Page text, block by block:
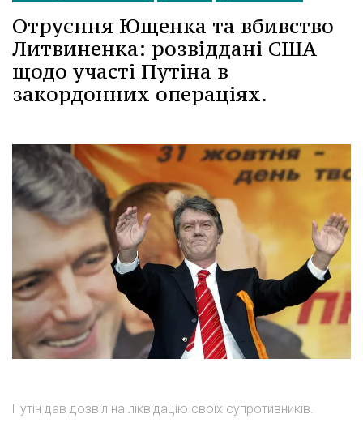
Отруєння Ющенка та вбивство
Литвиненка: розвіддані США
щодо участі Путіна в
закордонних операціях.
Путін дав дозвіл на ліквідацію своїх супротивників.